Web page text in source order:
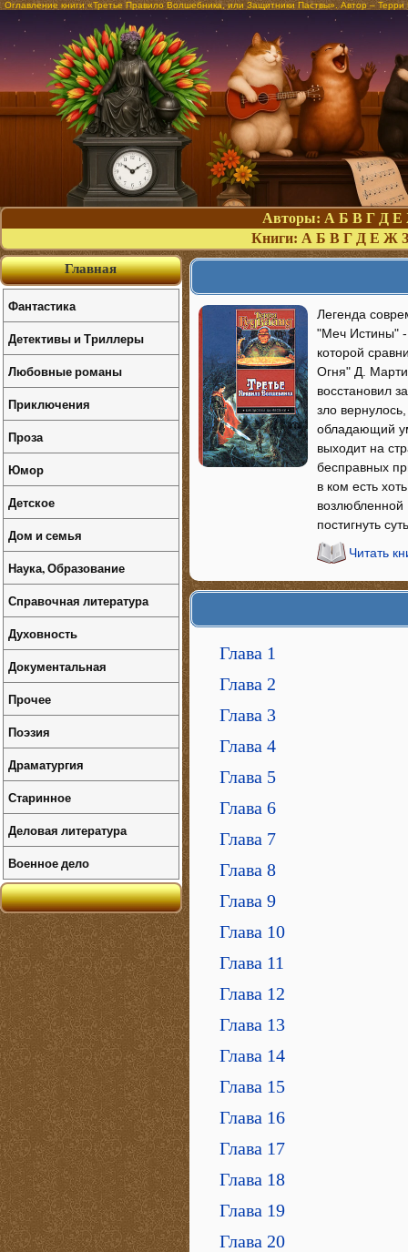
Оглавление книги «Третье Правило Волшебника, или Защитники Паствы». Автор – Терри
Авторы: А Б В Г Д Е
Книги: А Б В Г Д Е Ж З
Легенда
"Меч Истины" -
которой
Огня" Д.
восстановил
зло
обладающий
выходит на
бесправных
в ком есть
возлюбленной
постигнуть
Читать
Глава 1
Глава 2
Глава 3
Глава 4
Глава 5
Глава 6
Глава 7
Глава 8
Глава 9
Глава 10
Глава 11
Глава 12
Глава 13
Глава 14
Глава 15
Глава 16
Глава 17
Глава 18
Глава 19
Глава 20
Главная
Фантастика
Детективы и Триллеры
Любовные романы
Приключения
Проза
Юмор
Детское
Дом и семья
Наука, Образование
Справочная литература
Духовность
Документальная
Прочее
Поэзия
Драматургия
Старинное
Деловая литература
Военное дело